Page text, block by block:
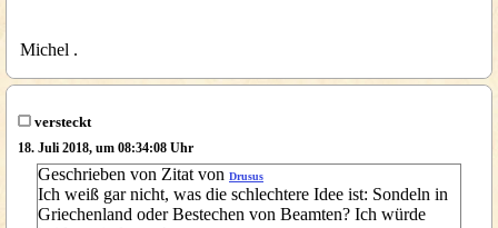
Michel .
versteckt
18. Juli 2018, um 08:34:08 Uhr
Geschrieben von Zitat von Drusus
Ich weiß gar nicht, was die schlechtere Idee ist: Sondeln in
Griechenland oder Bestechen von Beamten? Ich würde